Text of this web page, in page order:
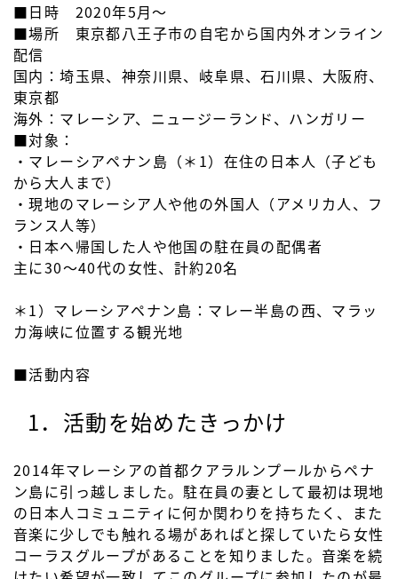
■日時 2020年5月〜
■場所 東京都八王子市の自宅から国内外オンライン
配信
国内：埼玉県、神奈川県、岐阜県、石川県、大阪府、
東京都
海外：マレーシア、ニュージーランド、ハンガリー
■対象：
・マレーシアペナン島（＊1）在住の日本人（子ども
から大人まで）
・現地のマレーシア人や他の外国人（アメリカ人、フ
ランス人等）
・日本へ帰国した人や他国の駐在員の配偶者
主に30〜40代の女性、計約20名
＊1）マレーシアペナン島：マレー半島の西、マラッ
カ海峡に位置する観光地
■活動内容
1．活動を始めたきっかけ
2014年マレーシアの首都クアラルンプールからペナ
ン島に引っ越しました。駐在員の妻として最初は現地
の日本人コミュニティに何か関わりを持ちたく、また
音楽に少しでも触れる場があればと探していたら女性
コーラスグループがあることを知りました。音楽を続